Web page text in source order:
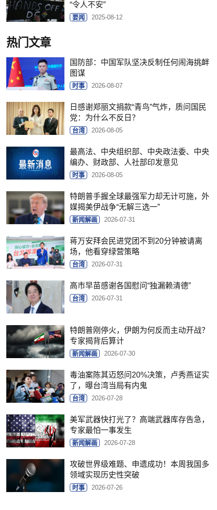
“令人不安”
要闻 2025-08-12
热门文章
国防部：中国军队坚决反制任何闹海挑衅
图谋
时事 2026-08-07
日感谢郑丽文捐款“青鸟”气炸，质问国民
党：为什么不反日？
台湾 2026-08-05
最高法、中央组织部、中央政法委、中央
编办、财政部、人社部印发意见
时事 2026-08-05
特朗普手握全球最强军力却无计可施，外
媒揭美伊战争“无解三选一”
新闻解画 2026-07-31
蒋万安拜会民进党团不到20分钟被请离
场，他看穿绿营策略
台湾 2026-07-31
高市早苗感谢各国慰问“独漏赖清德”
台湾 2026-07-31
特朗普刚停火，伊朗为何反而主动开战？
专家揭背后算计
新闻解画 2026-07-30
毒油案陈其迈怒问20%决策，卢秀燕证实
了，曝台湾当局有内鬼
台湾 2026-07-28
美军武器快打光了？高端武器库存告急，
专家最怕一事发生
新闻解画 2026-07-28
攻破世界级难题、申遗成功！本周我国多
领域实现历史性突破
时事 2026-07-26